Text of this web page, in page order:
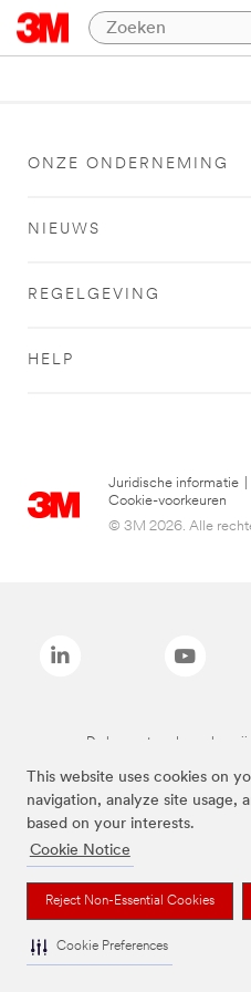
This website uses cookies on
navigation, analyze site usage,
based on your interests.
Cookie Notice
Reject Non-Essential Cookies
Cookie Preferences
ONZE ONDERNEMING
NIEUWS
REGELGEVING
HELP
Juridische informatie
Cookie-voorkeuren
© 3M 2026. Alle
De bovenstaande merken